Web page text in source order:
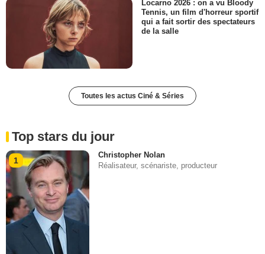
Locarno 2026 : on a vu Bloody
Tennis, un film d'horreur sportif
qui a fait sortir des spectateurs
de la salle
Toutes les actus Ciné & Séries
Top stars du jour
1
Christopher Nolan
Réalisateur, scénariste, producteur